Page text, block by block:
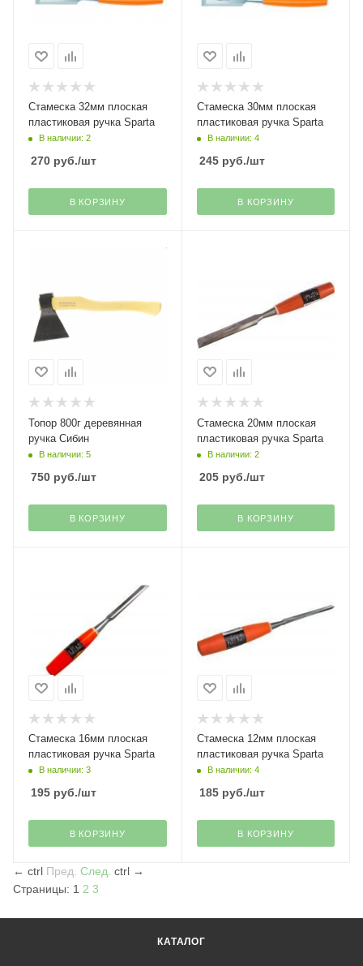
Стамеска 32мм плоская
пластиковая ручка Sparta
В наличии: 2
270 руб./шт
В КОРЗИНУ
Стамеска 30мм плоская
пластиковая ручка Sparta
В наличии: 4
245руб./шт
В КОРЗИНУ
Топор 800г деревянная
ручка Сибин
В наличии: 5
750 руб./шт
В КОРЗИНУ
Стамеска 20мм плоская
пластиковая ручка Sparta
В наличии: 2
205руб./шт
В КОРЗИНУ
Стамеска 16мм плоская
пластиковая ручка Sparta
В наличии: 3
195 руб./шт
В КОРЗИНУ
Стамеска 12мм плоская
пластиковая ручка Sparta
В наличии: 4
185руб./шт
В КОРЗИНУ
← ctrl Пред. След. ctrl →
Страницы: 1 2 3
КАТАЛОГ